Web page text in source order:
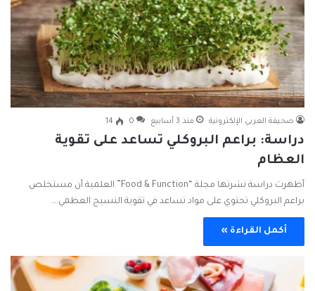
صحيفة العربي الإلكترونية منذ 3 أسابيع 0
14
دراسة: براعم البروكلي تساعد على تقوية
العظام
أظهرت دراسة نشرتها مجلة “Food & Function” العلمية أن مستخلص
براعم البروكلي تحتوي على مواد تساعد في تقوية النسيج العظمي.…
أكمل القراءة »